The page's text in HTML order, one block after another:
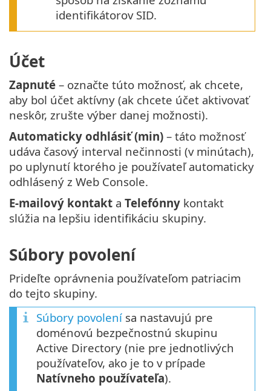
identifikátorov SID.
Účet
Zapnuté – označte túto možnosť, ak chcete,
aby bol účet aktívny (ak chcete účet aktivovať
neskôr, zrušte výber danej možnosti).
Automaticky odhlásiť (min) – táto možnosť
udáva časový interval nečinnosti (v minútach),
po uplynutí ktorého je používateľ automaticky
odhlásený z Web Console.
E-mailový kontakt a Telefónny kontakt
slúžia na lepšiu identifikáciu skupiny.
Súbory povolení
Prideľte oprávnenia používateľom patriacim
do tejto skupiny.
Súbory povolení sa nastavujú pre
doménovú bezpečnostnú skupinu
Active Directory (nie pre jednotlivých
používateľov, ako je to v prípade
Natívneho používateľa).